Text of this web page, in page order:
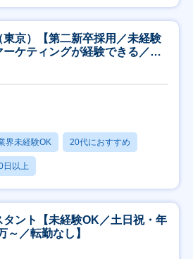
京）【第二新卒採用／未経験
ケティングが経験できる／研
界未経験OK 20代におすすめ
日以上
タント【未経験OK／土日祝・年
～／転勤なし】